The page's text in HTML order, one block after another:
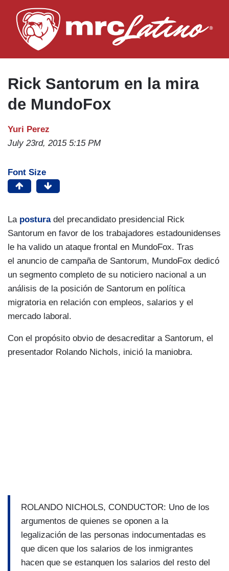
to
main
Rick Santorum en la mira
de MundoFox
Yuri Perez
July 23rd, 2015 5:15 PM
Font Size
La postura del precandidato presidencial Rick
Santorum en favor de los trabajadores estadounidenses
le ha valido un ataque frontal en MundoFox. Tras
el anuncio de campaña de Santorum, MundoFox dedicó
un segmento completo de su noticiero nacional a un
análisis de la posición de Santorum en polí­tica
migratoria en relación con empleos, salarios y el
mercado laboral.
Con el propósito obvio de desacreditar a Santorum, el
presentador Rolando Nichols, inició la maniobra.
ROLANDO NICHOLS, CONDUCTOR: Uno de los
argumentos de quienes se oponen a la
legalización de las personas indocumentadas es
que dicen que los salarios de los inmigrantes
hacen que se estanquen los salarios del resto del